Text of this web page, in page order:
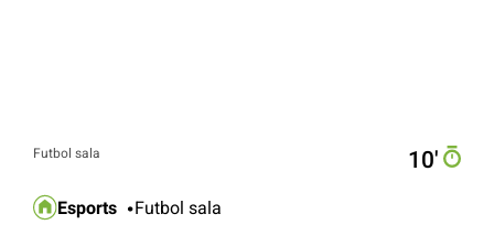
Futbol sala 10′
Esports Futbol sala